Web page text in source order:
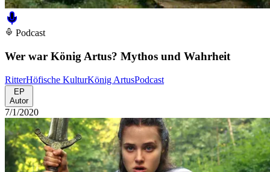
Podcast
Wer war König Artus? Mythos und Wahrheit
RitterHöfische KulturKönig ArtusPodcast
EP
Autor
7/1/2020